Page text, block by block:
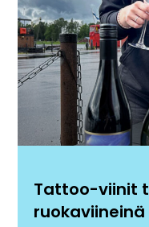
Tattoo-viinit
ruokaviineinä